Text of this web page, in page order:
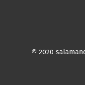
© 2020